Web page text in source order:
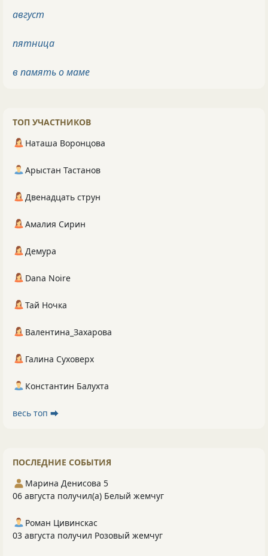
август
пятница
в память о маме
ТОП УЧАСТНИКОВ
Наташа Воронцова
Арыстан Тастанов
Двенадцать струн
Амалия Сирин
Демура
Dana Noire
Тай Ночка
Валентина_Захарова
Галина Суховерх
Константин Балухта
весь топ ⮕
ПОСЛЕДНИЕ СОБЫТИЯ
Марина Денисова 5
06 августа получил(а) Белый жемчуг
Роман Цивинскас
03 августа получил Розовый жемчуг